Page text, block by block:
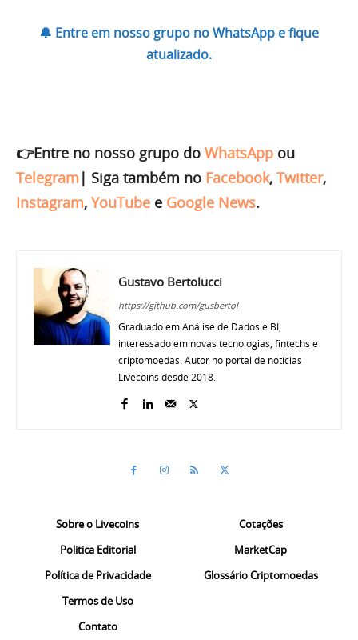
🔔 Entre em nosso grupo no WhatsApp e fique
atualizado.
👉Entre no nosso grupo do WhatsApp ou
Telegram | Siga também no Facebook, Twitter,
Instagram, YouTube e Google News.
Gustavo Bertolucci
https://github.com/gusbertol
Graduado em Análise de Dados e BI,
interessado em novas tecnologias, fintechs e
criptomoedas. Autor no portal de notícias
Livecoins desde 2018.
Sobre o Livecoins
Politica Editorial
Política de Privacidade
Termos de Uso
Contato
Cotações
MarketCap
Glossário Criptomoedas